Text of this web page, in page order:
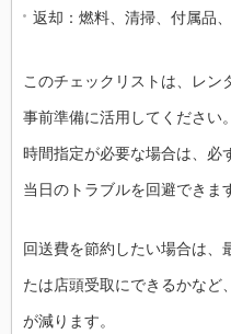
返却：燃料、清掃、付属品
このチェックリストは、レン
事前準備に活用してください
時間指定が必要な場合は、必
当日のトラブルを回避できま
回送費を節約したい場合は、
たは店頭受取にできるかなど
が減ります。